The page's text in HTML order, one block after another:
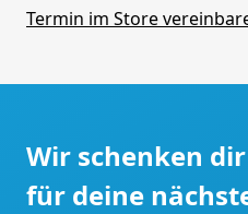
Termin im Store
Wir schenken
für deine